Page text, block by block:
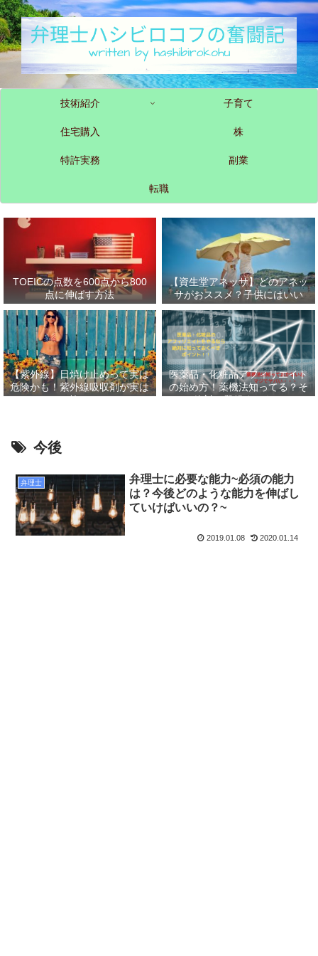
技術紹介 子育て
住宅購入 株
特許実務 副業
転職
TOEICの点数を600点から800
点に伸ばす方法
【資生堂アネッサ】どのアネッ
サがおススメ？子供にはいい
の？
【紫外線】日焼け止めって実は
危険かも！紫外線吸収剤が実は
怖い
医薬品・化粧品アフィリエイト
の始め方！薬機法知ってる？そ
して絶対に登録すべきASP６
今後
弁理士
弁理士に必要な能力~必須の能力
は？今後どのような能力を伸ばし
ていけばいいの？~
2019.01.08 2020.01.14